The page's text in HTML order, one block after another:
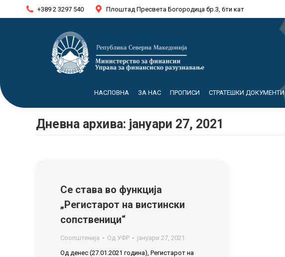
+389 2 3297 540 Плоштад Пресвета Богородица бр.3, 6ти кат
НАСЛОВНА ЗА НАС ПРОПИСИ СТРАТЕШКИ ДОКУМЕНТИ
Дневна архива: јануари 27, 2021
Се става во функција
„Регистарот на вистински
сопственици“
Соопштенија Од УФР
јануари 27, 2021
Од денес (27.01.2021 година), Регистарот на